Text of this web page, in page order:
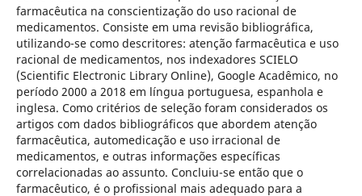
farmacêutica na conscientização do uso racional de
medicamentos. Consiste em uma revisão bibliográfica,
utilizando-se como descritores: atenção farmacêutica e uso
racional de medicamentos, nos indexadores SCIELO
(Scientific Electronic Library Online), Google Acadêmico, no
período 2000 a 2018 em língua portuguesa, espanhola e
inglesa. Como critérios de seleção foram considerados os
artigos com dados bibliográficos que abordem atenção
farmacêutica, automedicação e uso irracional de
medicamentos, e outras informações específicas
correlacionadas ao assunto. Concluiu-se então que o
farmacêutico, é o profissional mais adequado para a